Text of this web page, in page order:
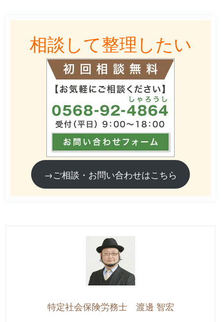
相談して整理したい
→ご相談・お問い合わせはこちら
特定社会保険労務士 渡邊 智宏